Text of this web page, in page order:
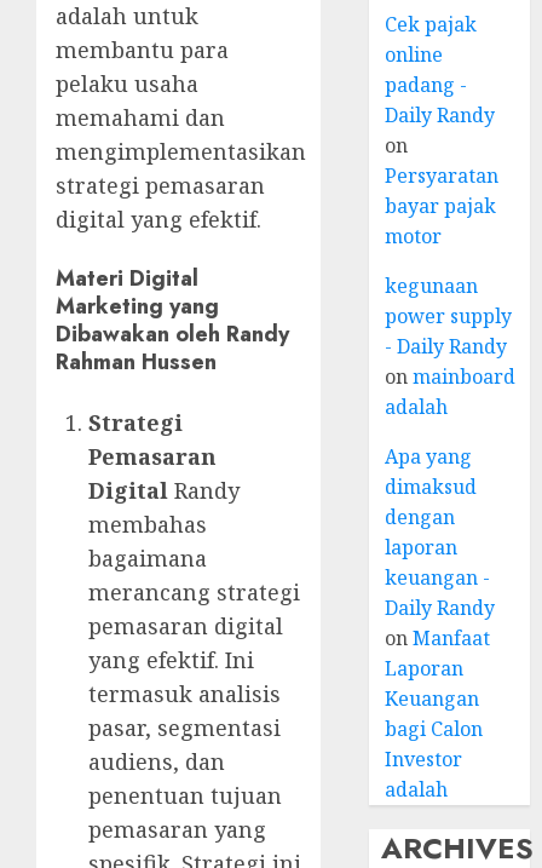
adalah untuk
membantu para
pelaku usaha
memahami dan
mengimplementasikan
strategi pemasaran
digital yang efektif.
Materi Digital
Marketing yang
Dibawakan oleh Randy
Rahman Hussen
Strategi
Pemasaran
Digital Randy
membahas
bagaimana
merancang strategi
pemasaran digital
yang efektif. Ini
termasuk analisis
pasar, segmentasi
audiens, dan
penentuan tujuan
pemasaran yang
Cek pajak
online
padang -
Daily Randy
on
Persyaratan
bayar pajak
motor
kegunaan
power supply
- Daily Randy
onmainboard
adalah
Apa yang
dimaksud
dengan
laporan
keuangan -
Daily Randy
onManfaat
Laporan
Keuangan
bagi Calon
Investor
adalah
ARCHIVES